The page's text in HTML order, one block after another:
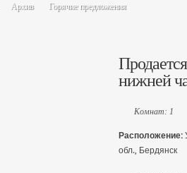
Архив Горячие предложения
нижней
Комнат: 1
Расположение:
обл., Бердянск